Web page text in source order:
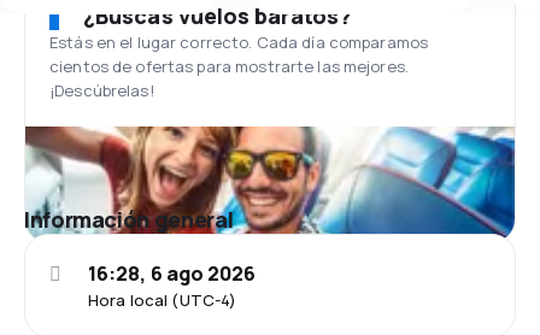
¿Buscas vuelos baratos?
Estás en el lugar correcto. Cada día comparamos
cientos de ofertas para mostrarte las mejores.
¡Descúbrelas!
Información general
Hora local (UTC-4)
16:28, 6 ago 2026